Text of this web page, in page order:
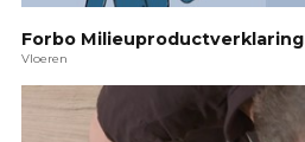
Forbo Milieuproductverklaring
Vloeren